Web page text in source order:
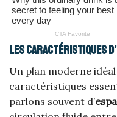
Les caractéristiques
Un plan moderne
caractéristiques
parlons souvent d’